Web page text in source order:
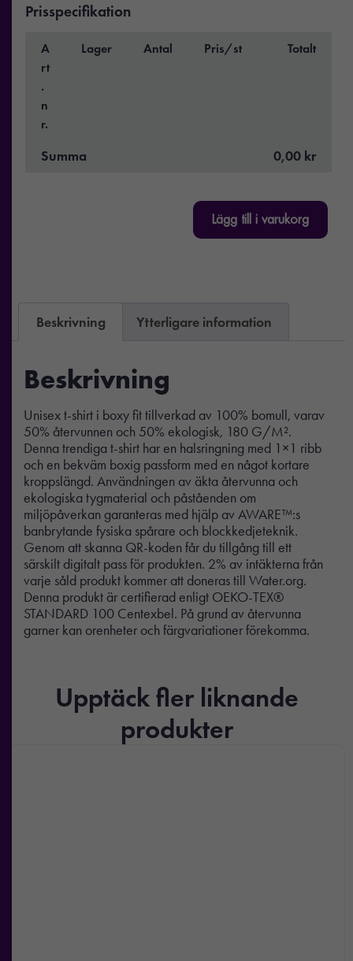
Prisspecifikation
A
rt
.
n
r.
Lager Antal Pris/st Totalt
Summa 0,00 kr
Lägg till i varukorg
Beskrivning Ytterligare information
Beskrivning
Unisex t-shirt i boxy fit tillverkad av 100% bomull, varav
50% återvunnen och 50% ekologisk, 180 G/M².
Denna trendiga t-shirt har en halsringning med 1×1 ribb
och en bekväm boxig passform med en något kortare
kroppslängd. Användningen av äkta återvunna och
ekologiska tygmaterial och påståenden om
miljöpåverkan garanteras med hjälp av AWARE™:s
banbrytande fysiska spårare och blockkedjeteknik.
Genom att skanna QR-koden får du tillgång till ett
särskilt digitalt pass för produkten. 2% av intäkterna från
varje såld produkt kommer att doneras till Water.org.
Denna produkt är certifierad enligt OEKO-TEX®
STANDARD 100 Centexbel. På grund av återvunna
garner kan orenheter och färgvariationer förekomma.
Upptäck fler liknande
produkter